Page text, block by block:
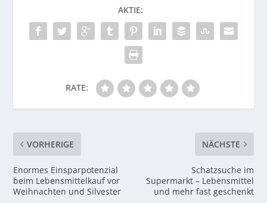
AKTIE:
RATE:
VORHERIGE
Enormes Einsparpotenzial
beim Lebensmittelkauf vor
Weihnachten und Silvester
NÄCHSTE
Schatzsuche im
Supermarkt – Lebensmittel
und mehr fast geschenkt